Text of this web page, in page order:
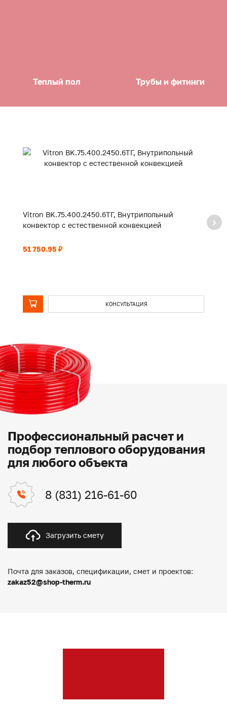
Теплый пол Трубы и фитинги
Vitron BK.75.400.2450.6ТГ, Внутрипольный
конвектор с естественной конвекцией
51 750.95 ₽
КОНСУЛЬТАЦИЯ
Профессиональный расчет и
подбор теплового оборудования
для любого объекта
8 (831) 216-61-60
Загрузить смету
Почта для заказов, спецификации, смет и проектов:
zakaz52@shop-therm.ru